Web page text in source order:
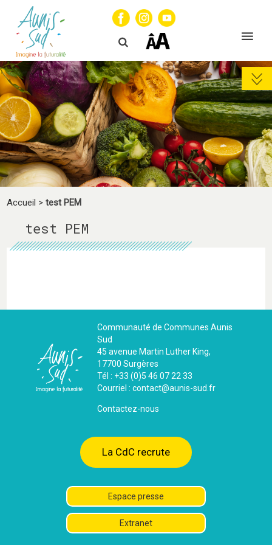
Accueil >test PEM
test PEM
Communauté de Communes Aunis
Sud
45 avenue Martin Luther King,
17700 Surgères
Tél : +33 (0)5 46 07 22 33
Courriel : contact@aunis-sud.fr
Contactez-nous
La CdC recrute
Espace presse
Extranet